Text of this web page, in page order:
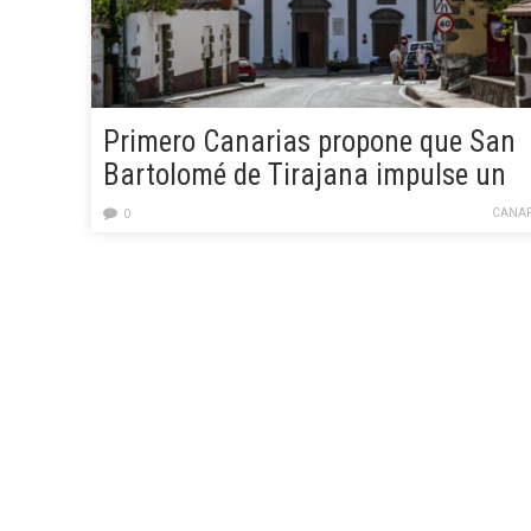
Primero Canarias propone que San
Bartolomé de Tirajana impulse un
programa para el Año Santo
0